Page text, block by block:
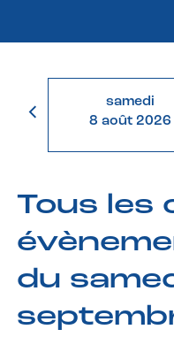
samedi
8 août 2026
Tous les
du